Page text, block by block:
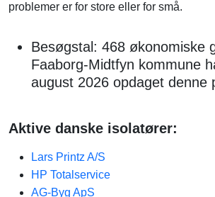
problemer er for store eller for små.
Besøgstal: 468 økonomiske
Faaborg-Midtfyn kommune
august 2026 opdaget denne
Aktive danske isolatører:
Lars Printz A/S
HP Totalservice
AG-Byg ApS